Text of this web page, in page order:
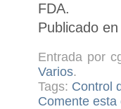
FDA.
Publicado
Entrada por
Varios.
Tags: Control
Comente esta